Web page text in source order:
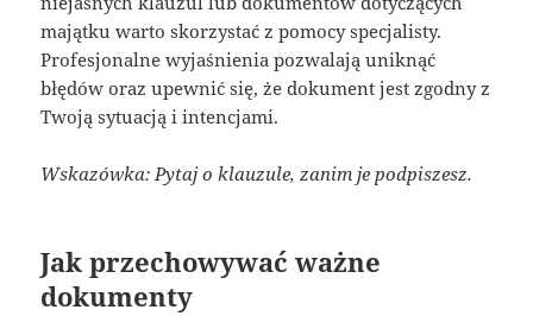
majątku warto skorzystać z pomocy specjalisty.
Profesjonalne wyjaśnienia pozwalają uniknąć
błędów oraz upewnić się, że dokument jest zgodny z
Twoją sytuacją i intencjami.
Wskazówka: Pytaj o klauzule, zanim je podpiszesz.
Jak przechowywać ważne
dokumenty